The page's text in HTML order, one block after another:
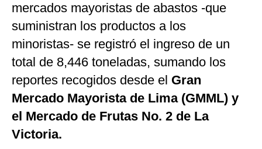
mercados mayoristas de abastos -que
suministran los productos a los
minoristas- se registró el ingreso de un
total de 8,446 toneladas, sumando los
reportes recogidos desde el Gran
Mercado Mayorista de Lima (GMML) y
el Mercado de Frutas No. 2 de La
Victoria.